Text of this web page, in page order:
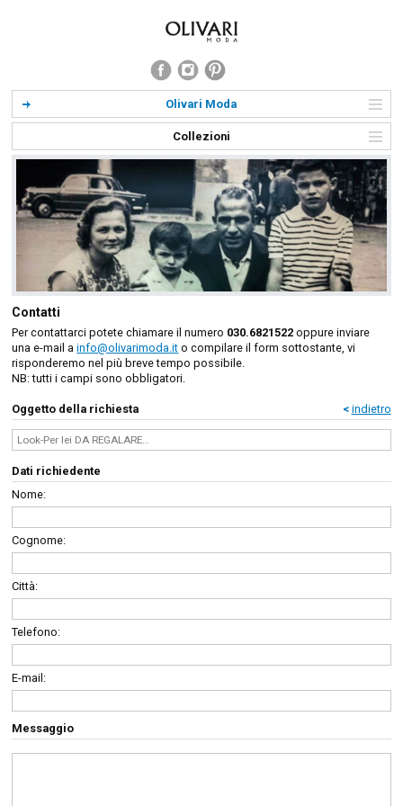
Olivari Moda
Collezioni
Contatti
Per contattarci potete chiamare il numero 030.6821522 oppure inviare
una e-mail ainfo@olivarimoda.it o compilare il form sottostante, vi
risponderemo nel più breve tempo possibile.
NB: tutti i campi sono obbligatori.
Oggetto della richiesta < indietro
Dati richiedente
Nome:
Cognome:
Città:
Telefono:
E-mail:
Messaggio